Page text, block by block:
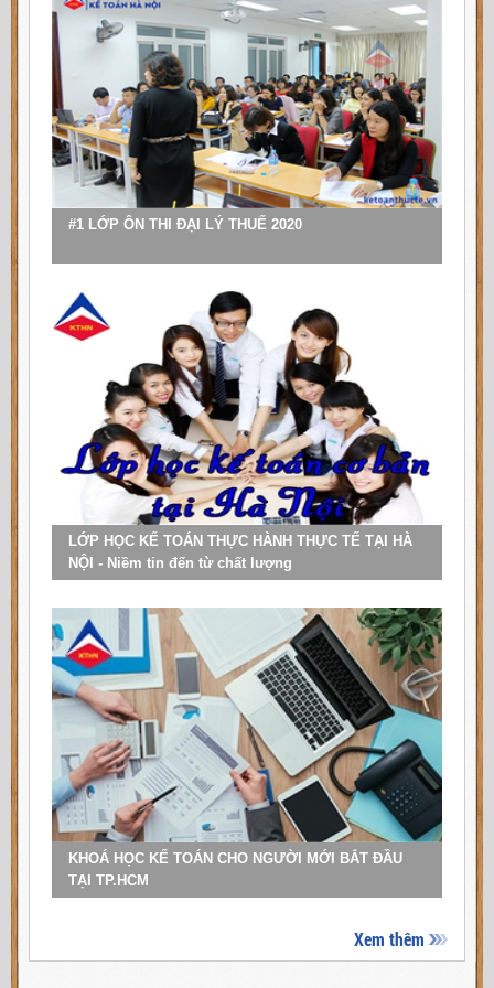
Chi nhánh An Giang
: Đường Trần Hưng Đạo - TP. Long
Xuyên - Tỉnh An Giang
Chi nhánh Long An: Phường 6, TP. Tân An, tỉnh Long An
Chi nhánh Đồng Tháp: Đường Võ Trường Toản, Phường
1, TP. Cao Lãnh, tỉnh Đồng Tháp
Chi nhánh Kiên Giang: Đường Nguyễn Hùng Sơn, Vĩnh
Thanh Vân, TP. Rạch Giá, tỉnh Kiên Giang
Chi nhánh Bạc Liêu
: Đường Tôn Đức Thắng, Khóm 7,
Phường 1, TP. Bạc Liêu, tỉnh Bạc Liêu
Xem thêm
#1 LỚP ÔN THI ĐẠI LÝ THUẾ 2020
LỚP HỌC KẾ TOÁN THỰC HÀNH THỰC TẾ TẠI HÀ
NỘI - Niềm tin đến từ chất lượng
KHOÁ HỌC KẾ TOÁN CHO NGƯỜI MỚI BẮT ĐẦU
TẠI TP.HCM